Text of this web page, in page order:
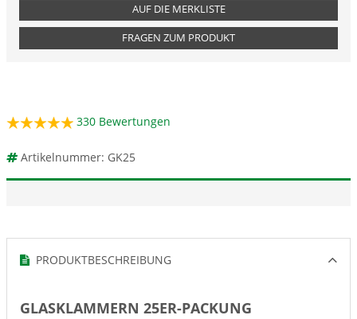
AUF DIE MERKLISTE
FRAGEN ZUM PRODUKT
330 Bewertungen
Artikelnummer: GK25
PRODUKTBESCHREIBUNG
GLASKLAMMERN 25ER-PACKUNG